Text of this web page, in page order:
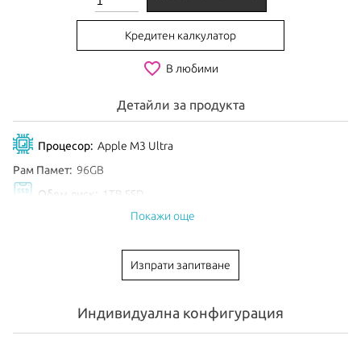
Кредитен калкулатор
favorite_border В любими
Детайли за продукта
Процесор: Apple M3 Ultra
Рам Памет: 96GB
Обем диск:
1TB SSD
Март 2025
– новото бижу на Apple с невиждана досега
производителност!
Покажи още
Изпрати запитване
Индивидуална конфигурация